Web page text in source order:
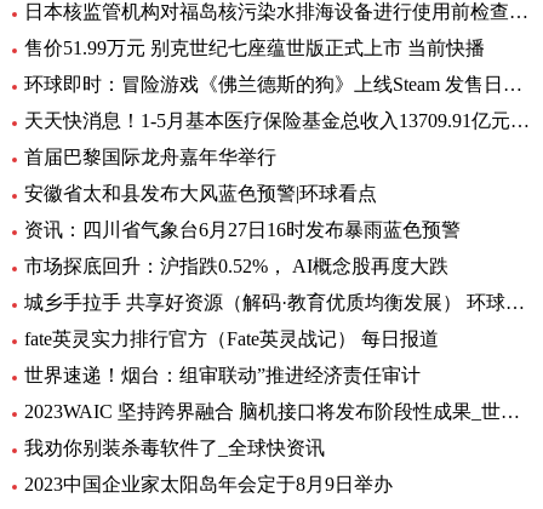
日本核监管机构对福岛核污染水排海设备进行使用前检查_速递
售价51.99万元 别克世纪七座蕴世版正式上市 当前快播
环球即时：冒险游戏《佛兰德斯的狗》上线Steam 发售日期待定
天天快消息！1-5月基本医疗保险基金总收入13709.91亿元，同比增长8.2%
首届巴黎国际龙舟嘉年华举行
安徽省太和县发布大风蓝色预警|环球看点
资讯：四川省气象台6月27日16时发布暴雨蓝色预警
市场探底回升：沪指跌0.52%， AI概念股再度大跌
城乡手拉手 共享好资源（解码·教育优质均衡发展） 环球通讯
fate英灵实力排行官方（Fate英灵战记） 每日报道
世界速递！烟台：组审联动”推进经济责任审计
2023WAIC 坚持跨界融合 脑机接口将发布阶段性成果_世界热讯
我劝你别装杀毒软件了_全球快资讯
2023中国企业家太阳岛年会定于8月9日举办